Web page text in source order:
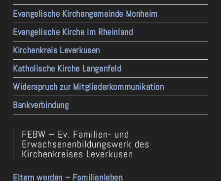
Evangelische Kirchengemeinde Monheim
Evangelische Kirche im Rheinland
Kirchenkreis Leverkusen
Katholische Kirche Langenfeld
Widerspruch zur Mitgliederkommunikation
Bankverbindung
FEBW – Ev. Familien- und
Erwachsenenbildungswerk des
Kirchenkreises Leverkusen
Eltern werden – Familienleben